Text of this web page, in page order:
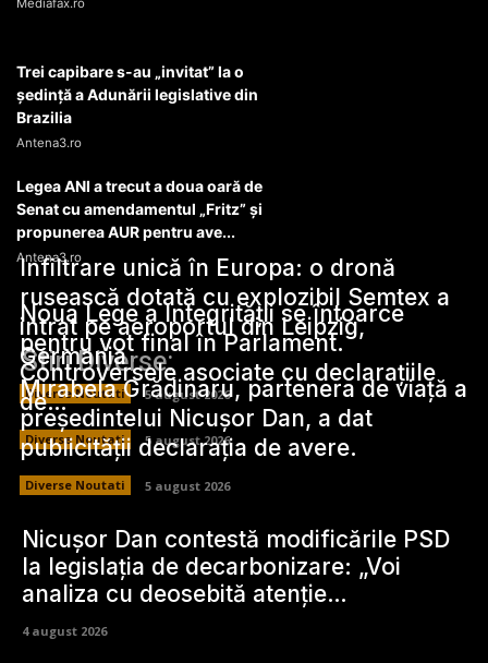
fierbinte de la robinet
Gandul.ro
UK: Partidul Conservator apără
desemnarea unui fost neonazist
drept candidat la alegerile lo...
Mediafax.ro
Unior Tepid: la alegerea nivelelor și
dreptarelor, precizia nominală este
doar începutul
Mediafax.ro
Trei capibare s-au „invitat” la o
ședință a Adunării legislative din
Antena3.ro
Legea ANI a trecut a doua oară de
Senat cu amendamentul „Fritz” și
propunerea AUR pentru ave...